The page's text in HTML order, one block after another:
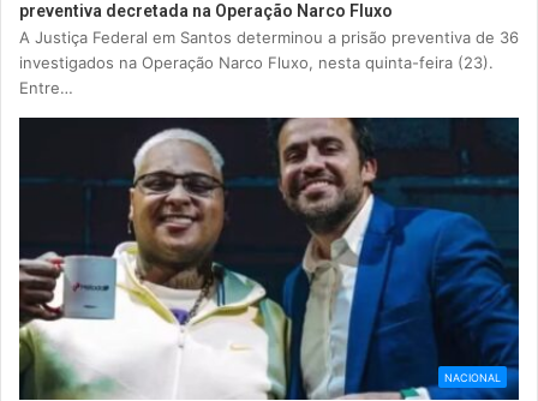
preventiva decretada na Operação Narco Fluxo
A Justiça Federal em Santos determinou a prisão preventiva de 36
investigados na Operação Narco Fluxo, nesta quinta-feira (23).
Entre…
NACIONAL